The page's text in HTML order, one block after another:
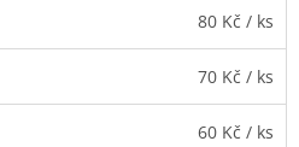
80 Kč / ks
70 Kč / ks
60 Kč / ks